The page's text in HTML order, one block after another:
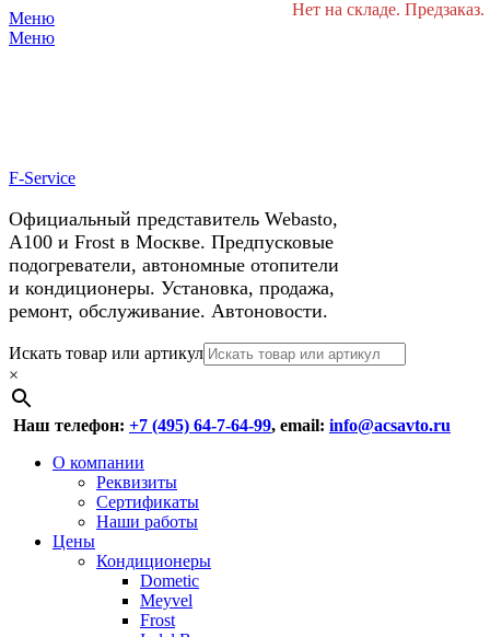
Меню
Меню
F-Service
Официальный представитель Webasto,
А100 и Frost в Москве. Предпусковые
подогреватели, автономные отопители
и кондиционеры. Установка, продажа,
ремонт, обслуживание. Автоновости.
Header
Right
Menu
Перейти
к
содержимому
Искать товар или артикул
×
Наш телефон: +7 (495) 64-7-64-99, email: info@acsavto.ru
Основное
Перейти
содержимому
О компании
Реквизиты
Сертификаты
Наши работы
Цены
Кондиционеры
Dometic
Meyvel
Frost
Нет на складе. Предзаказ.
У нас космические скидки на